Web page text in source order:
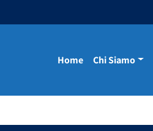
Home Chi Siamo